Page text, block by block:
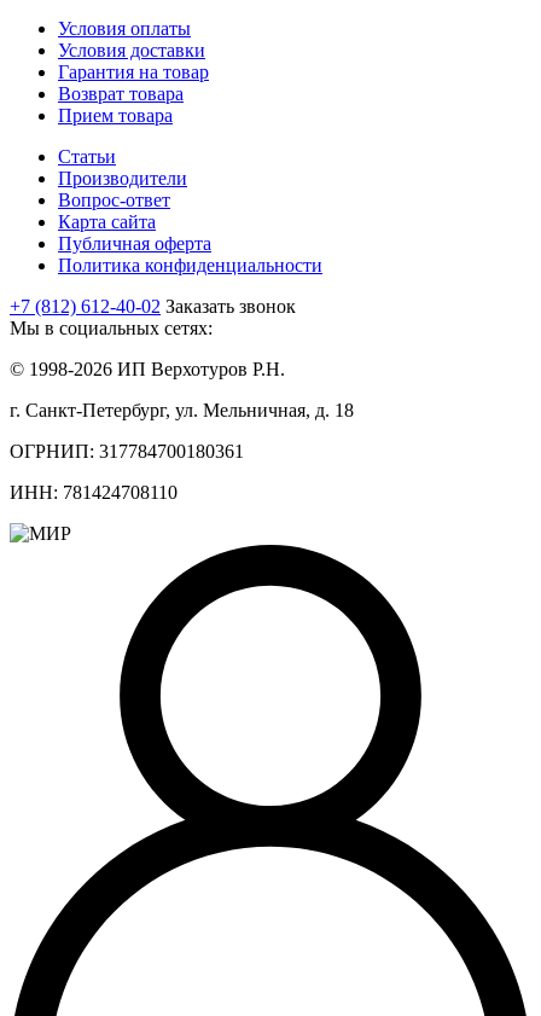
Условия оплаты
Условия доставки
Гарантия на товар
Возврат товара
Прием товара
Статьи
Производители
Вопрос-ответ
Карта сайта
Публичная оферта
Политика конфиденциальности
+7 (812) 612-40-02 Заказать звонок
Мы в социальных сетях:
© 1998-2026 ИП Верхотуров Р.Н.
г. Санкт-Петербург, ул. Мельничная, д. 18
ОГРНИП: 317784700180361
ИНН: 781424708110